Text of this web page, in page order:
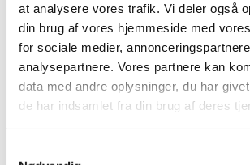
at analysere vores trafik. Vi deler også
din brug af vores hjemmeside med
for sociale medier,
analysepartnere. Vores partnere kan
data med andre oplysninger, du har
de har indsamlet fra din brug af deres